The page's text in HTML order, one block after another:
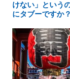
けない」という
にタブーですか？